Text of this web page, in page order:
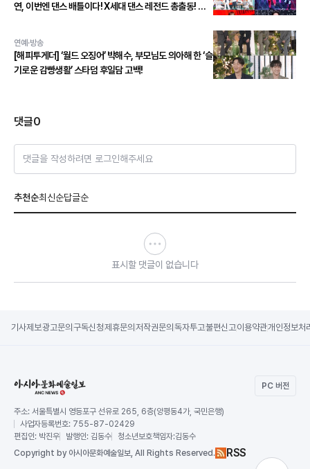
연, 이번엔 댄스 배틀이다! X세대 댄스 레전드 총출동! 댄
연예·방송
[해피투게더] ‘월드 오징어’ 박해수, 부모님도 의아해 한 ‘슬
기로운 감빵생활’ 스타덤 후일담 고백!
댓글0
댓글을 작성하려면 로그인해주세요
추천순최신순답글순
표시할 댓글이 없습니다
기사제보광고문의 구독신청제휴문의 저작권문의 독자투고불편신고이용약관개인정보처
PC 버전
주소: 서울특별시 영등포구 선유로 265, 6층(양평동4가, 국민은행)
사업자등록번호: 755-87-02429
편집인: 박진우 발행인: 김동수 청소년보호책임자:김동수
Copyright by 아시아문화예술일보, All Rights Reserved. RSS